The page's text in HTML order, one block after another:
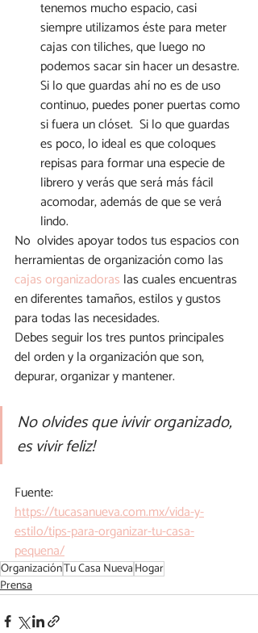
tenemos mucho espacio, casi
siempre utilizamos éste para meter
cajas con tiliches, que luego no
podemos sacar sin hacer un desastre.
Si lo que guardas ahí no es de uso
continuo, puedes poner puertas como
si fuera un clóset.  Si lo que guardas
es poco, lo ideal es que coloques
repisas para formar una especie de
librero y verás que será más fácil
acomodar, además de que se verá
lindo.
No  olvides apoyar todos tus espacios con
herramientas de organización como las
cajas organizadoras las cuales encuentras
en diferentes tamaños, estilos y gustos
para todas las necesidades.
Debes seguir los tres puntos principales
del orden y la organización que son,
depurar, organizar y mantener.
No olvides que ¡vivir organizado,
es vivir feliz!
Fuente:
https://tucasanueva.com.mx/vida-y-
estilo/tips-para-organizar-tu-casa-
pequena/
OrganizaciónTu Casa NuevaHogar
Prensa